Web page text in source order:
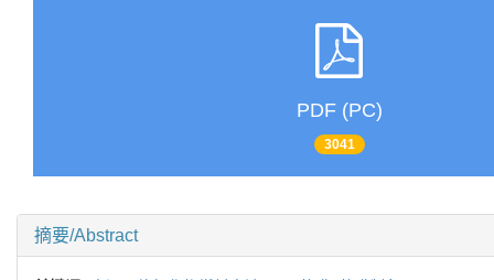
PDF (PC)
3041
摘要/Abstract